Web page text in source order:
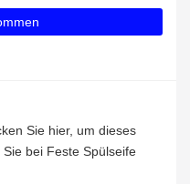
Sie hier, um dieses
bei Feste Spülseife